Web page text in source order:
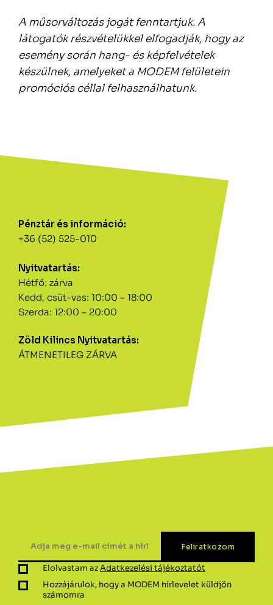
Pénztár és információ:
+36 (52) 525-010
Nyitvatartás:
Hétfő: zárva
Kedd, csüt-vas: 10:00 – 18:00
Szerda: 12:00 – 20:00
Zöld Kilincs Nyitvatartás:
ÁTMENETILEG ZÁRVA
A műsorváltozás jogát fenntartjuk. A
látogatók részvételükkel elfogadják, hogy az
esemény során hang- és képfelvételek
készülnek, amelyeket a MODEM felületein
promóciós céllal felhasználhatunk.
Elolvastam azAdatkezelési tájékoztatót
Hozzájárulok, hogy a MODEM hírlevelet küldjön
számomra